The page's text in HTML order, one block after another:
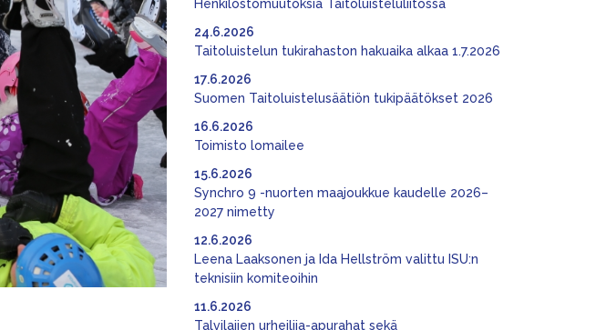
Henkilöstömuutoksia Taitoluisteluliitossa
Taitoluistelun tukirahaston hakuaika alkaa 1.7.2026
24.6.2026
Suomen Taitoluistelusäätiön tukipäätökset 2026
17.6.2026
Toimisto lomailee
16.6.2026
Synchro 9 -nuorten maajoukkue kaudelle 2026–
2027 nimetty
15.6.2026
Leena Laaksonen ja Ida Hellström valittu ISU:n
teknisiin komiteoihin
12.6.2026
Talvilajien urheilija-apurahat sekä
11.6.2026